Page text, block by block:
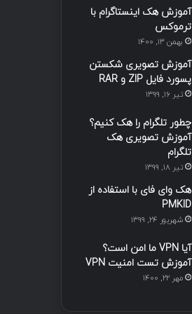
ب
ا
گ
ر
م
م
آموزش هک اینستاگرام با
ترموکس
بهمن ۱۳, ۱۴۰۰
آموزش تصویری شکستن
پسورد فایل ZIP و RAR
تیر ۱۶, ۱۳۹۹
چطور تلگرام را هک کنیم؟
آموزش تصویری هک
تلگرام
تیر ۱۸, ۱۳۹۹
هک وای فای با استفاده از
PMKID
شهریور ۲۴, ۱۳۹۹
آیا VPN ما امن است؟
آموزش تست امنیت VPN
مهر ۲۲, ۱۴۰۰